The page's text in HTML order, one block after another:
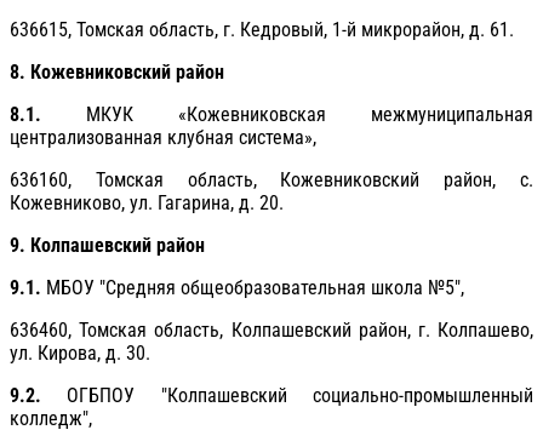
636615, Томская область, г. Кедровый, 1-й микрорайон, д. 61.
8. Кожевниковский район
8.1. МКУК «Кожевниковская межмуниципальная
централизованная клубная система»,
636160, Томская область, Кожевниковский район, с.
Кожевниково, ул. Гагарина, д. 20.
9. Колпашевский район
9.1. МБОУ "Средняя общеобразовательная школа №5",
636460, Томская область, Колпашевский район, г. Колпашево,
ул. Кирова, д. 30.
9.2. ОГБПОУ "Колпашевский социально-промышленный
колледж",